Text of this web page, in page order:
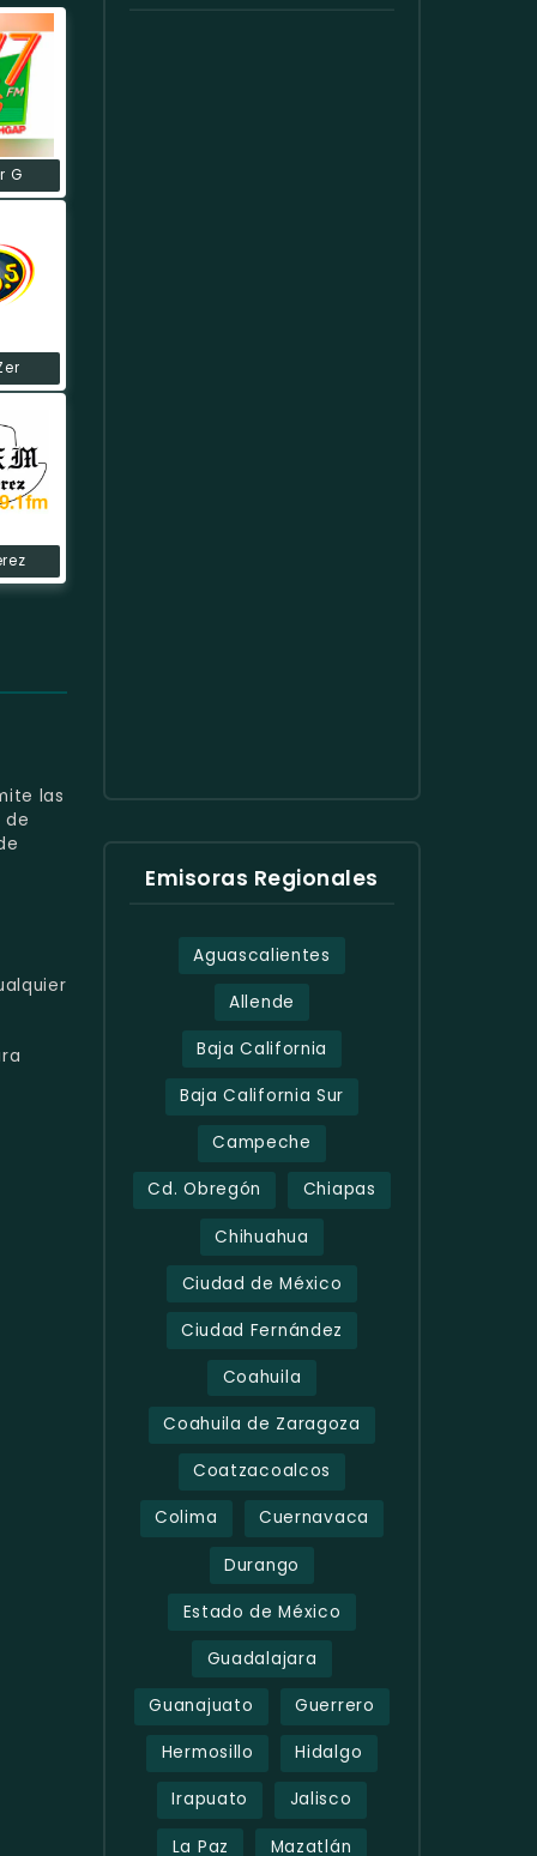
G
las
de
Emisoras Regionales
Aguascalientes
Allende
Baja California
Baja California Sur
Campeche
Cd. Obregón Chiapas
Chihuahua
Ciudad de México
Ciudad Fernández
Coahuila
Coahuila de Zaragoza
Coatzacoalcos
Colima Cuernavaca
Durango
Estado de México
Guadalajara
Guanajuato Guerrero
Hermosillo Hidalgo
Irapuato Jalisco
La Paz Mazatlán